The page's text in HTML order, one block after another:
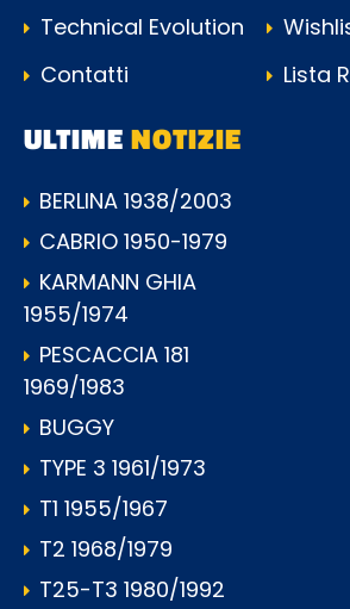
Technical Evolution
Contatti
Lista
ULTIMENOTIZIE
BERLINA 1938/2003
CABRIO 1950-1979
KARMANN GHIA
1955/1974
PESCACCIA 181
1969/1983
BUGGY
TYPE 3 1961/1973
T1 1955/1967
T2 1968/1979
T25-T3 1980/1992